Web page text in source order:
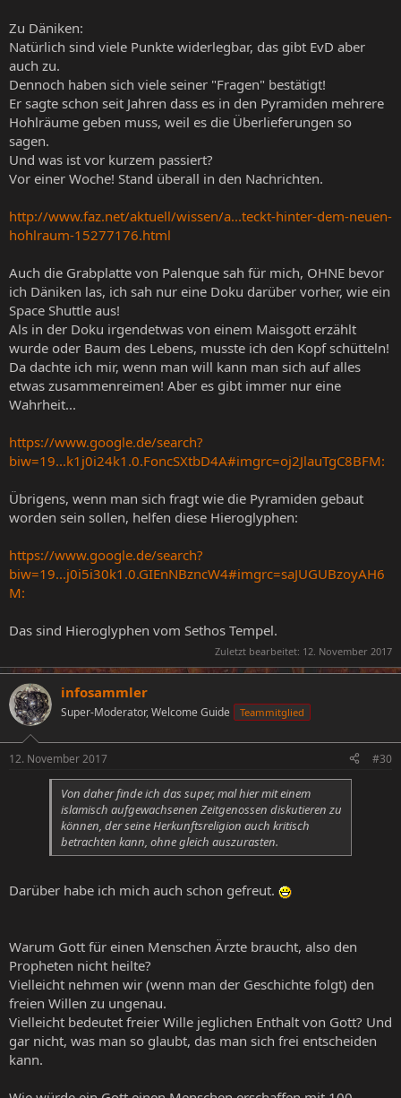
Zu Däniken:
Natürlich sind viele Punkte widerlegbar, das gibt EvD aber
auch zu.
Dennoch haben sich viele seiner "Fragen" bestätigt!
Er sagte schon seit Jahren dass es in den Pyramiden mehrere
Hohlräume geben muss, weil es die Überlieferungen so
sagen.
Und was ist vor kurzem passiert?
Vor einer Woche! Stand überall in den Nachrichten.
http://www.faz.net/aktuell/wissen/a...teckt-hinter-dem-neuen-
hohlraum-15277176.html
Auch die Grabplatte von Palenque sah für mich, OHNE bevor
ich Däniken las, ich sah nur eine Doku darüber vorher, wie ein
Space Shuttle aus!
Als in der Doku irgendetwas von einem Maisgott erzählt
wurde oder Baum des Lebens, musste ich den Kopf schütteln!
Da dachte ich mir, wenn man will kann man sich auf alles
etwas zusammenreimen! Aber es gibt immer nur eine
Wahrheit...
https://www.google.de/search?
biw=19...k1j0i24k1.0.FoncSXtbD4A#imgrc=oj2JlauTgC8BFM:
Übrigens, wenn man sich fragt wie die Pyramiden gebaut
worden sein sollen, helfen diese Hieroglyphen:
https://www.google.de/search?
biw=19...j0i5i30k1.0.GIEnNBzncW4#imgrc=saJUGUBzoyAH6
M:
Das sind Hieroglyphen vom Sethos Tempel.
Zuletzt bearbeitet: 12. November 2017
infosammler
Super-Moderator, Welcome Guide Teammitglied
12. November 2017 #30
Von daher finde ich das super, mal hier mit einem
islamisch aufgewachsenen Zeitgenossen diskutieren zu
können, der seine Herkunftsreligion auch kritisch
betrachten kann, ohne gleich auszurasten.
Darüber habe ich mich auch schon gefreut.
Warum Gott für einen Menschen Ärzte braucht, also den
Propheten nicht heilte?
Vielleicht nehmen wir (wenn man der Geschichte folgt) den
freien Willen zu ungenau.
Vielleicht bedeutet freier Wille jeglichen Enthalt von Gott? Und
gar nicht, was man so glaubt, das man sich frei entscheiden
kann.